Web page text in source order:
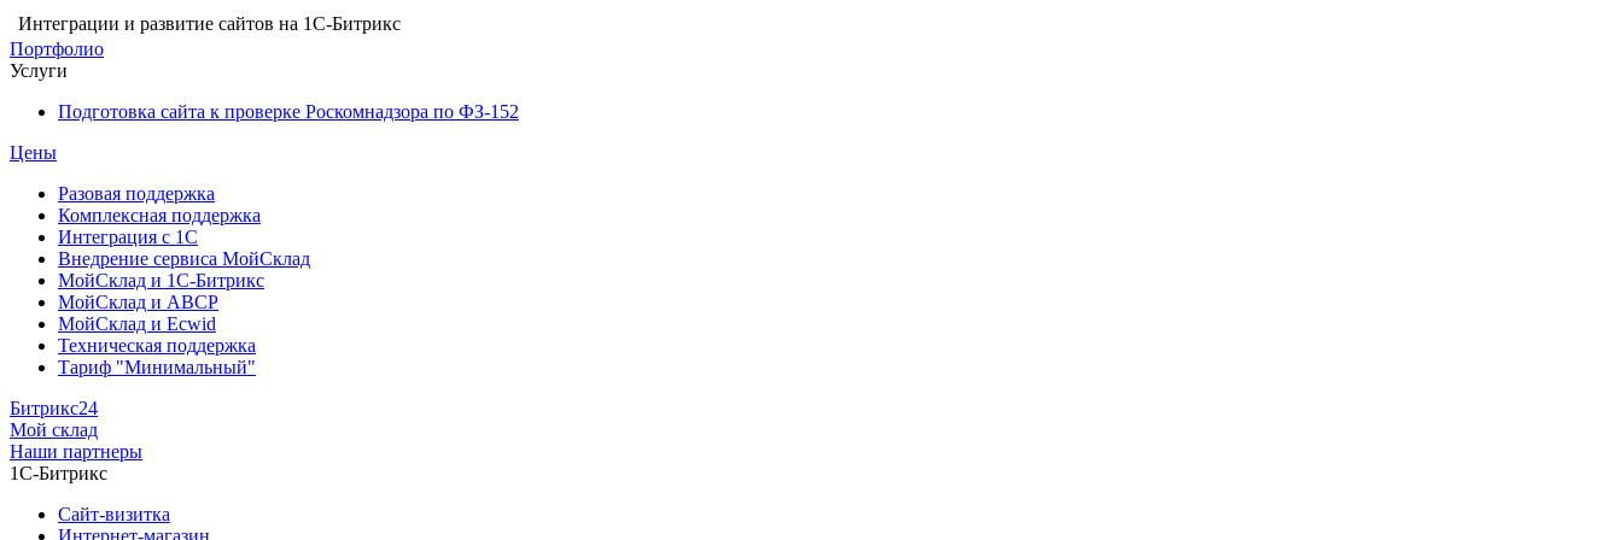
Интеграции и развитие сайтов на 1С-Битрикс
Портфолио
Услуги
Подготовка сайта к проверке Роскомнадзора по ФЗ-152
Цены
Разовая поддержка
Комплексная поддержка
Интеграция с 1С
Внедрение сервиса МойСклад
МойСклад и 1С-Битрикс
МойСклад и ABCP
МойСклад и Ecwid
Техническая поддержка
Тариф "Минимальный"
Битрикс24
Мой склад
Наши партнеры
1С-Битрикс
Сайт-визитка
Интернет-магазин